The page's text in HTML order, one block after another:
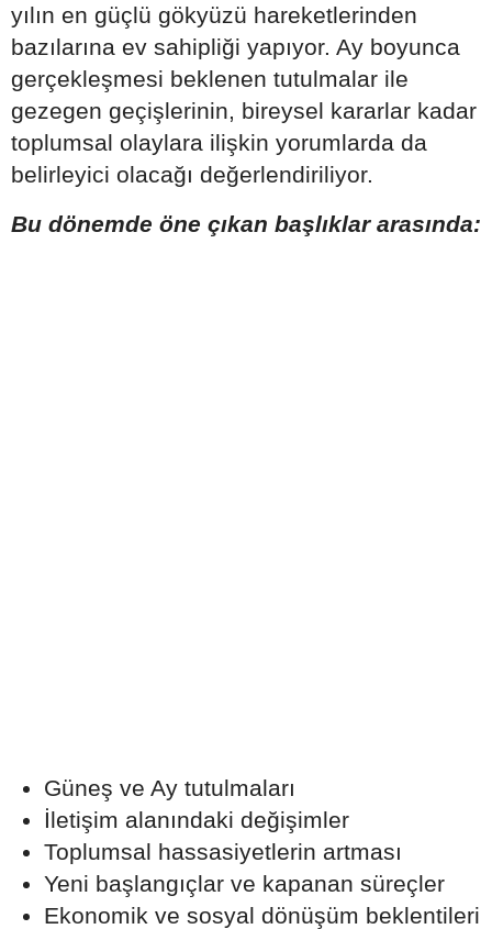
yılın en güçlü gökyüzü hareketlerinden
bazılarına ev sahipliği yapıyor. Ay boyunca
gerçekleşmesi beklenen tutulmalar ile
gezegen geçişlerinin, bireysel kararlar kadar
toplumsal olaylara ilişkin yorumlarda da
belirleyici olacağı değerlendiriliyor.
Bu dönemde öne çıkan başlıklar arasında:
Güneş ve Ay tutulmaları
İletişim alanındaki değişimler
Toplumsal hassasiyetlerin artması
Yeni başlangıçlar ve kapanan süreçler
Ekonomik ve sosyal dönüşüm beklentileri